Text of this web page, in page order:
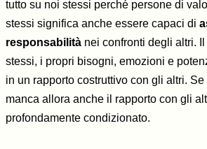
tutto su noi stessi perché persone di
stessi significa anche essere capaci di
responsabilitànei confronti degli altri. Il
stessi, i propri bisogni, emozioni e
in un rapporto costruttivo con gli altri.
manca allora anche il rapporto con gli
profondamente condizionato.